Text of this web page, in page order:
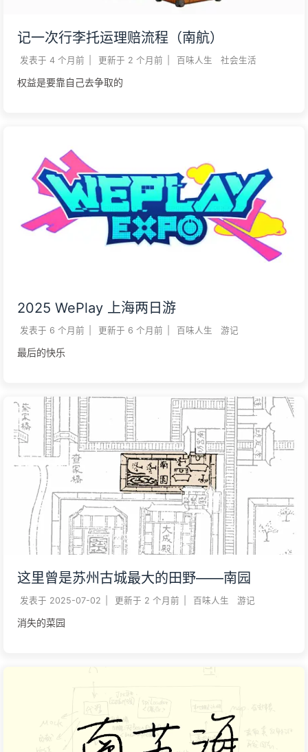
记一次行李托运理赔流程（南航）
发表于 4 个月前 更新于 2 个月前 百味人生 社会生活
权益是要靠自己去争取的
2025 WePlay 上海两日游
发表于 6 个月前 更新于 6 个月前 百味人生 游记
最后的快乐
这里曾是苏州古城最大的田野——南园
发表于 2025-07-02 更新于 2 个月前 百味人生 游记
消失的菜园